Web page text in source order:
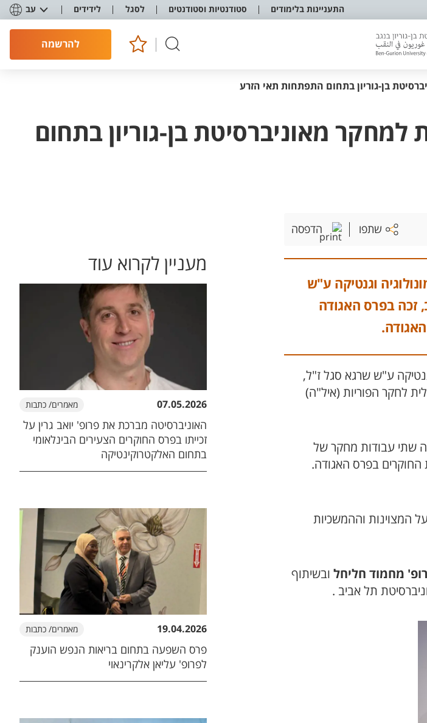
התעניינות בלימודים סטודנטיות וסטודנטים לסגל לידידים עב
להרשמה
בן-גוריון בתחום התפתחות תאי הזרע
מאוניברסיטת בן-גוריון בתחום
שתפו הדפסה
וגנטיקה ע"ש
זכה בפרס האגודה
ע"ש שרגא סגל ז"ל,
לחקר הפוריות (איל"ה)
פה שתי עבודות מחקר של
בפרס האגודה.
המצוינות וההמשכיות
מחמוד חליחל ובשיתוף
תל אביב .
מעניין לקרוא עוד
07.05.2026 מאמרים/ כתבות
האוניברסיטה מברכת את פרופ' יואב גרין על
זכייתו בפרס החוקרים הצעירים הבינלאומי
בתחום האלקטרוקינטיקה
19.04.2026 מאמרים/ כתבות
פרס השפעה בתחום בריאות הנפש הוענק
לפרופ' עליאן אלקרינאוי